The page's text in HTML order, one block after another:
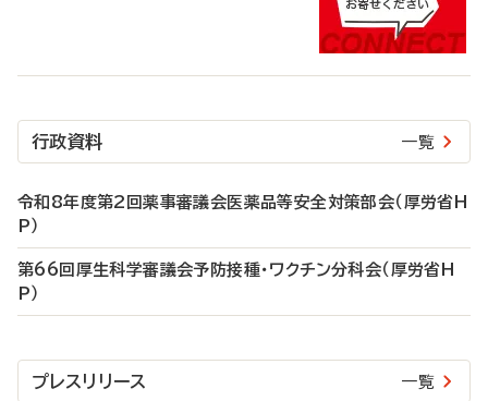
行政資料 一覧
令和8年度第2回薬事審議会医薬品等安全対策部会（厚労省H
P）
第66回厚生科学審議会予防接種・ワクチン分科会（厚労省H
P）
プレスリリース 一覧